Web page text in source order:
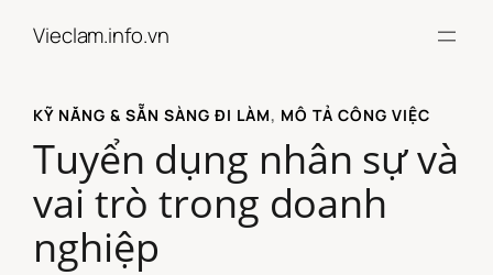
đến
dung
Vieclam.info.vn
KỸ NĂNG & SẴN SÀNG ĐI LÀM, MÔ TẢ CÔNG VIỆC
Tuyển dụng nhân sự và
vai trò trong doanh
nghiệp